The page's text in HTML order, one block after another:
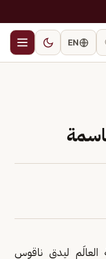
EN
العالَم ليدق ناقوس